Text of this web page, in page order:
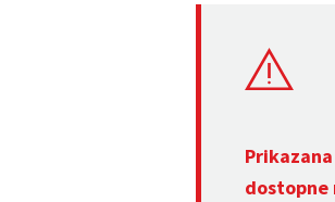
dostopne